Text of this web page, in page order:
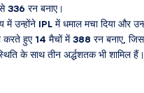
रन बनाए।
उन्होंने IPL में धमाल मचा दिया और
करते हुए 14 मैचों में 388 रन बनाए,
के साथ तीन अर्द्धशतक भी शामिल